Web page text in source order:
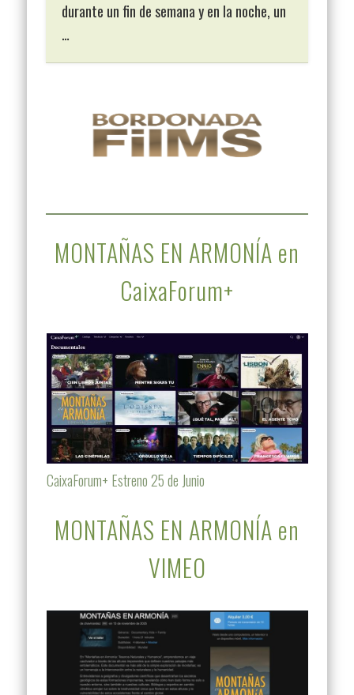
durante un fin de semana y en la noche, un
…
MONTAÑAS EN ARMONÍA en
CaixaForum+
CaixaForum+ Estreno 25 de Junio
MONTAÑAS EN ARMONÍA en
VIMEO